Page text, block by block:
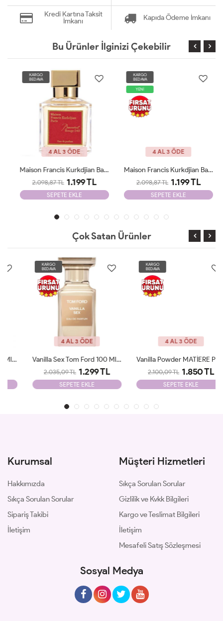
Kredi Kartına Taksit
İmkanı
Kapıda Ödeme İmkanı
Bu Ürünler İlginizi Çekebilir
KARGO
BEDAVA
4 AL 3 ÖDE
Maison Francis Kurkdjian Baccarat 70 Ml EDP Unisex Tester
2.098,87 TL 1.199 TL
SEPETE EKLE
KARGO
BEDAVA
YENİ
4 AL 3 ÖDE
Maison Francis Kurkdjian Baccarat 540 Etrait De 70ml Unisex Tester
2.098,87 TL 1.199 TL
SEPETE EKLE
Çok Satan Ürünler
4 AL 3 ÖDE
Vanilla Sex Tom Ford 100 Ml Tester
2.035,09 TL 1.299 TL
SEPETE EKLE
4 AL 3 ÖDE
Vanilla Powder MATİERE PREMİERE 100ml Unisex Tester
2.100,09 TL 1.850 TL
SEPETE EKLE
Kurumsal
Hakkımızda
Sıkça Sorulan Sorular
Sipariş Takibi
İletişim
Müşteri Hizmetleri
Sıkça Sorulan Sorular
Gizlilik ve Kvkk Bilgileri
Kargo ve Teslimat Bilgileri
İletişim
Mesafeli Satış Sözleşmesi
Sosyal Medya